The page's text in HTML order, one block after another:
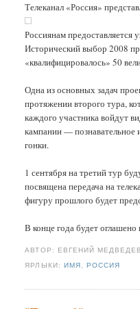
Телеканал «Россия»
Россиянам предоставляется
Исторический выбор 2008
«квалифицировалось» 50
Одна из основных задач
протяжении второго тура,
каждого участника войдут
кампании — познавательное
гонки.
1 сентября на третий тур
посвящена передача на
фигуру прошлого будет
В конце года будет оглашено
АВТОР: ЕВГЕНИЙ МЕДВЕДЕВ
ЯРЛЫКИ: ИМЯ, РОССИЯ